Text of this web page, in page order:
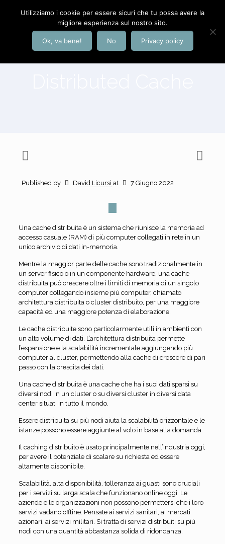
Published by David Licursi at 7 Giugno 2022
Una cache distribuita è un sistema che riunisce la memoria ad
accesso casuale (RAM) di più computer collegati in rete in un
unico archivio di dati in-memoria.
Mentre la maggior parte delle cache sono tradizionalmente in
un server fisico o in un componente hardware, una cache
distribuita può crescere oltre i limiti di memoria di un singolo
computer collegando insieme più computer, chiamato
architettura distribuita o cluster distribuito, per una maggiore
capacità ed una maggiore potenza di elaborazione.
Le cache distribuite sono particolarmente utili in ambienti con
un alto volume di dati. L’architettura distribuita permette
l’espansione e la scalabilità incrementale aggiungendo più
computer al cluster, permettendo alla cache di crescere di pari
passo con la crescita dei dati.
Una cache distribuita è una cache che ha i suoi dati sparsi su
diversi nodi in un cluster o su diversi cluster in diversi data
center situati in tutto il mondo.
Essere distribuita su più nodi aiuta la scalabilità orizzontale e le
istanze possono essere aggiunte al volo in base alla domanda.
Il caching distribuito è usato principalmente nell’industria oggi,
per avere il potenziale di scalare su richiesta ed essere
altamente disponibile.
Scalabilità, alta disponibilità, tolleranza ai guasti sono cruciali
per i servizi su larga scala che funzionano online oggi. Le
aziende e le organizzazioni non possono permettersi che i loro
servizi vadano offline. Pensate ai servizi sanitari, ai mercati
azionari, ai servizi militari. Si tratta di servizi distribuiti su più
nodi con una quantità abbastanza solida di ridondanza.
Utilizziamo i cookie per essere sicuri che tu possa avere la
migliore esperienza sul nostro sito.
Ok, va bene! No Privacy policy